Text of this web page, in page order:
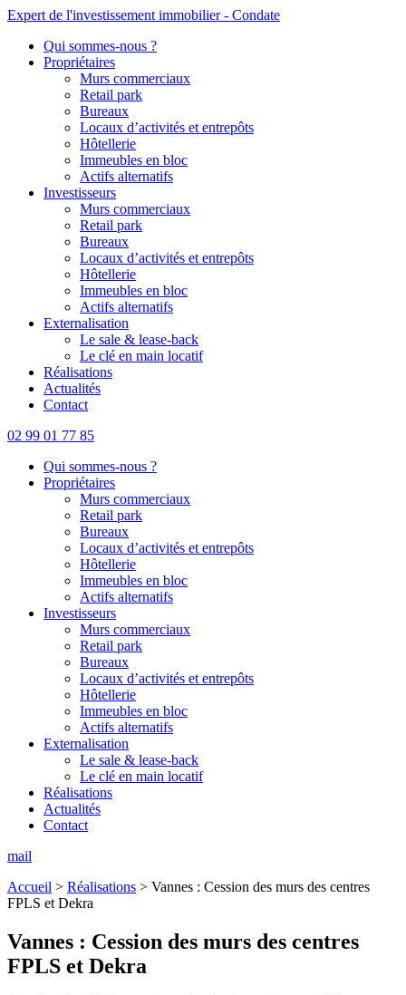
Expert de l'investissement immobilier - Condate
Qui sommes-nous ?
Propriétaires
Murs commerciaux
Retail park
Bureaux
Locaux d’activités et entrepôts
Hôtellerie
Immeubles en bloc
Actifs alternatifs
Investisseurs
Murs commerciaux
Retail park
Bureaux
Locaux d’activités et entrepôts
Hôtellerie
Immeubles en bloc
Actifs alternatifs
Externalisation
Le sale & lease-back
Le clé en main locatif
Réalisations
Actualités
Contact
02 99 01 77 85
Qui sommes-nous ?
Propriétaires
Murs commerciaux
Retail park
Bureaux
Locaux d’activités et entrepôts
Hôtellerie
Immeubles en bloc
Actifs alternatifs
Investisseurs
Murs commerciaux
Retail park
Bureaux
Locaux d’activités et entrepôts
Hôtellerie
Immeubles en bloc
Actifs alternatifs
Externalisation
Le sale & lease-back
Le clé en main locatif
Réalisations
Actualités
Contact
mail
Accueil > Réalisations > Vannes : Cession des murs des centres
FPLS et Dekra
Vannes : Cession des murs des centres
FPLS et Dekra